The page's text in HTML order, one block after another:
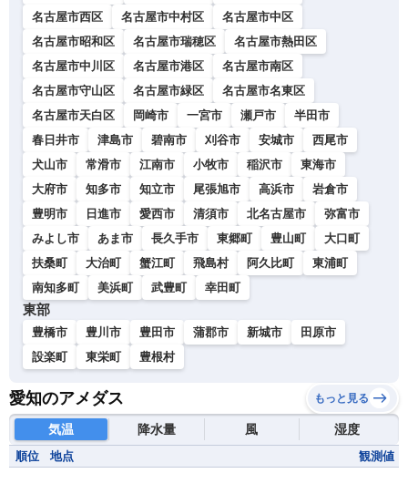
名古屋市西区
名古屋市中村区
名古屋市中区
名古屋市昭和区
名古屋市瑞穂区
名古屋市熱田区
名古屋市中川区
名古屋市港区
名古屋市南区
名古屋市守山区
名古屋市緑区
名古屋市名東区
名古屋市天白区
岡崎市 一宮市 瀬戸市
半田市
春日井市
津島市 碧南市 刈谷市 安城市
西尾市
犬山市
常滑市 江南市 小牧市 稲沢市
東海市
大府市
知多市 知立市 尾張旭市 高浜市
岩倉市
豊明市
日進市 愛西市 清須市 北名古屋市
弥富市
みよし市
あま市 長久手市 東郷町 豊山町
大口町
扶桑町
大治町 蟹江町 飛島村 阿久比町
東浦町
南知多町
美浜町 武豊町 幸田町
東部
豊橋市 豊川市 豊田市 蒲郡市 新城市
田原市
設楽町
東栄町 豊根村
愛知のアメダス もっと見る
気温 降水量 風 湿度
順位 地点 観測値